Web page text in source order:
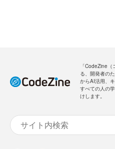
「CodeZine
る、開発者の
からAI活用、
すべての人の
けします。